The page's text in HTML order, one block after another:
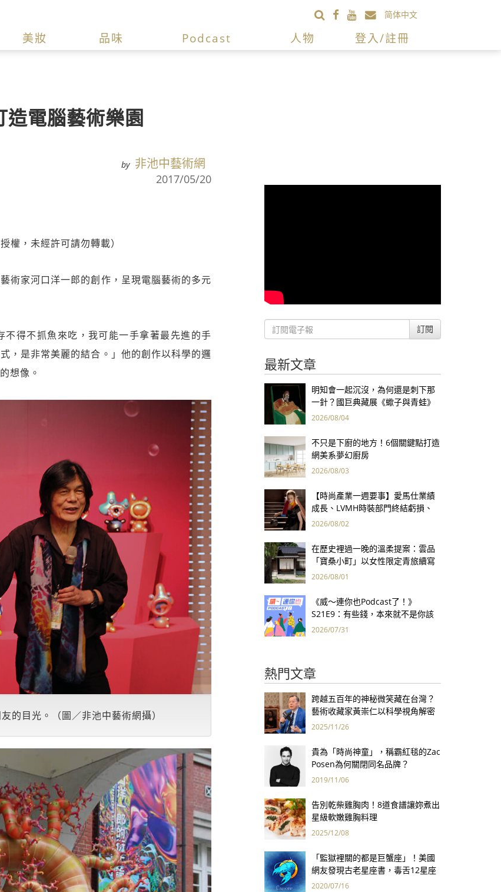
简体中文
美妝 品味 Podcast 人物 登入/註冊
電腦藝術樂園
by 非池中藝術網
2017/05/20
權，未經許可請勿轉載）
術家河口洋一郎的創作，呈現電腦藝術的多元
得不抓魚來吃，我可能一手拿著最先進的手
，是非常美麗的結合。」他的創作以科學的邏
想像。
的目光。（圖／非池中藝術網攝）
訂閱
最新文章
明知會一起沉沒，為何還是刺下那
一針？國巨典藏展《蠍子與青蛙》
用66件名作拷問人性
2026/08/04
不只是下廚的地方！6個關鍵點打造
網美系夢幻廚房
2026/08/03
【時尚產業一週要事】愛馬仕業績
成長、LVMH時裝部門終結虧損、
Kering轉型策略初現成效、Prada
2026/08/02
在歷史裡過一晚的溫柔提案：雲品
「寶桑小町」以女性限定青旅續寫
台東老屋記憶
2026/08/01
《威～連你也Podcast了！》
S21E9：有些錢，本來就不是你該
賺的——讀《一個投機者的告白》
2026/07/31
熱門文章
跨越五百年的神秘微笑藏在台灣？
藝術收藏家黃崇仁以科學視角解密
「最年輕的蒙娜麗莎」
2025/11/26
貴為「時尚神童」，稱霸紅毯的Zac
Posen為何關閉同名品牌？
2019/11/06
告別乾柴雞胸肉！8道食譜讓妳煮出
星級軟嫩雞胸料理
2025/12/08
「監獄裡關的都是巨蟹座」！美國
網友發現古老星座書，毒舌12星座
性格精準到爆笑！
2020/07/16